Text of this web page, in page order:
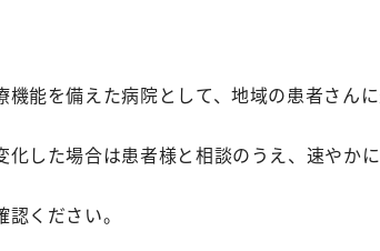
能を備えた病院として、地域の患者さん
した場合は患者様と相談のうえ、速やか
ください。